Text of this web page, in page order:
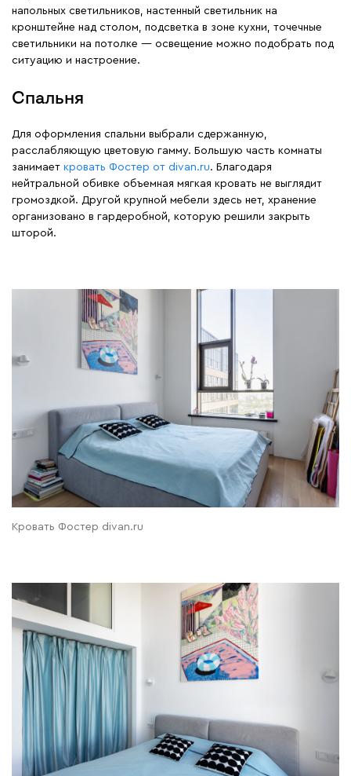
напольных светильников, настенный светильник на
кронштейне над столом, подсветка в зоне кухни, точечные
светильники на потолке — освещение можно подобрать под
ситуацию и настроение.
Спальня
Для оформления спальни выбрали сдержанную,
расслабляющую цветовую гамму. Большую часть комнаты
занимает кровать Фостер от divan.ru. Благодаря
нейтральной обивке объемная мягкая кровать не выглядит
громоздкой. Другой крупной мебели здесь нет, хранение
организовано в гардеробной, которую решили закрыть
шторой.
Кровать Фостер divan.ru